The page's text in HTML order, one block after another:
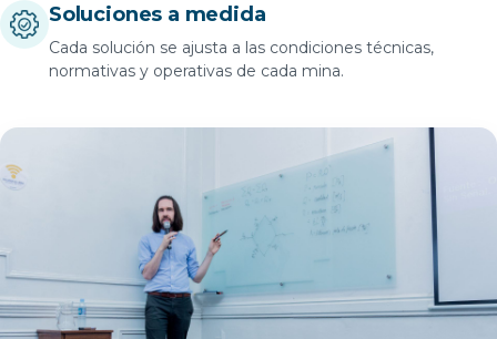
Soluciones a medida
Cada solución se ajusta a las condiciones técnicas,
normativas y operativas de cada mina.